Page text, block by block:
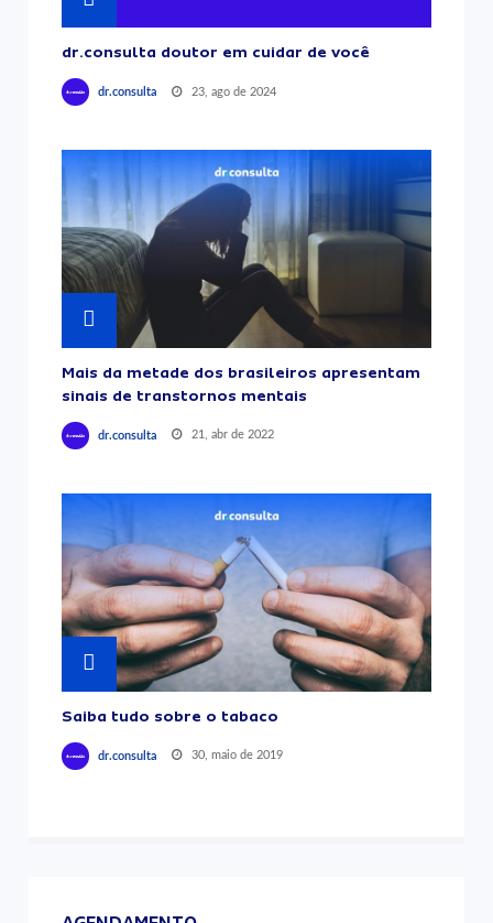
dr.consulta doutor em cuidar de você
dr.consulta 23, ago de 2024
Mais da metade dos brasileiros apresentam
sinais de transtornos mentais
dr.consulta 21, abr de 2022
Saiba tudo sobre o tabaco
dr.consulta 30, maio de 2019